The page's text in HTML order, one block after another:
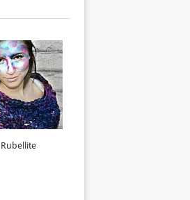
Rubellite